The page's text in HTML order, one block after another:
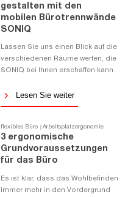
gestalten mit den
mobilen Bürotrennwände
SONIQ
Lassen Sie uns einen Blick auf die
verschiedenen Räume werfen, die
SONIQ bei Ihnen erschaffen kann.
Lesen Sie weiter
flexibles Büro Arbeitsplatzergonomie
3 ergonomische
Grundvoraussetzungen
für das Büro
Es ist klar, dass das Wohlbefinden
immer mehr in den Vordergrund